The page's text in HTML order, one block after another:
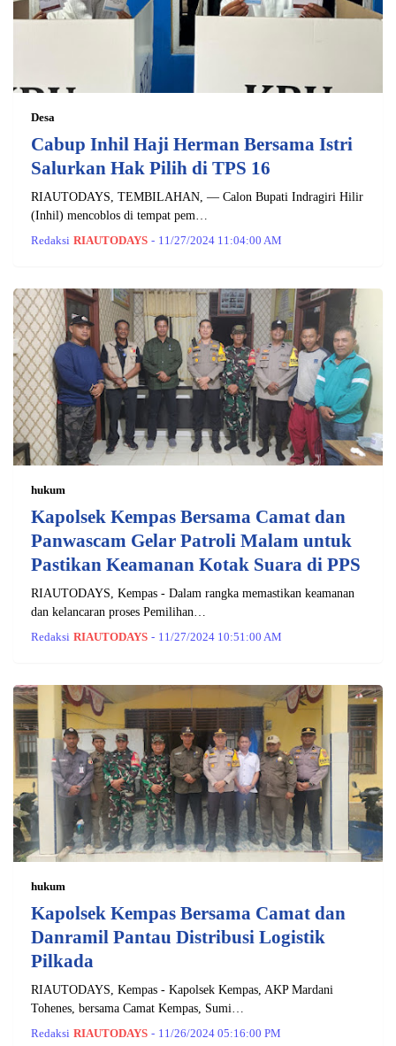
Desa
Cabup Inhil Haji Herman Bersama Istri
Salurkan Hak Pilih di TPS 16
RIAUTODAYS, TEMBILAHAN, — Calon Bupati Indragiri Hilir
(Inhil) mencoblos di tempat pem…
Redaksi RIAUTODAYS - 11/27/2024 11:04:00 AM
hukum
Kapolsek Kempas Bersama Camat dan
Panwascam Gelar Patroli Malam untuk
Pastikan Keamanan Kotak Suara di PPS
RIAUTODAYS, Kempas - Dalam rangka memastikan keamanan
dan kelancaran proses Pemilihan…
Redaksi RIAUTODAYS - 11/27/2024 10:51:00 AM
hukum
Kapolsek Kempas Bersama Camat dan
Danramil Pantau Distribusi Logistik
Pilkada
RIAUTODAYS, Kempas - Kapolsek Kempas, AKP Mardani
Tohenes, bersama Camat Kempas, Sumi…
Redaksi RIAUTODAYS - 11/26/2024 05:16:00 PM